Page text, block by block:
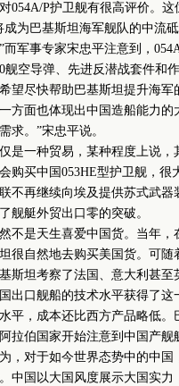
054A/P护卫舰有很高评价。
成为巴基斯坦海军舰队的中流
而军事专家宋忠平注意到，
舰空导弹、先进反潜战套件和
望尽快帮助巴基斯坦提升海
方面也体现出中国造船能力
求。”宋忠平说。
一种贸易，某种程度上说，
购买中国053HE型护卫舰，
不再继续向埃及提供苏式武
舰艇外贸出口零的突破。
是天生喜爱中国货。当年，
很自然地去购买美国货。可
斯坦考察了法国、意大利甚
出口舰船的技术水平获得了
平，成本还比西方产品略低
拉伯国家开始注意到中国产舰
对于如今世界态势中的中国
中国以大国风度展示大国实